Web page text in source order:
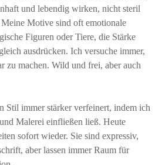
und lebendig wirken, nicht steril
Motive sind oft emotionale
Figuren oder Tiere, die Stärke
ausdrücken. Ich versuche immer,
zu machen. Wild und frei, aber auch
Stil immer stärker verfeinert, indem ich
Malerei einfließen ließ. Heute
sofort wieder. Sie sind expressiv,
aber lassen immer Raum für